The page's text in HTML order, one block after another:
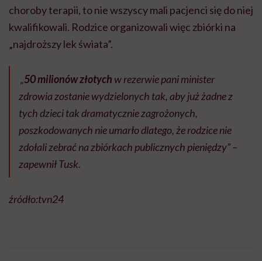
choroby terapii, to nie wszyscy mali pacjenci się do niej
kwalifikowali. Rodzice organizowali więc zbiórki na
„najdroższy lek świata”.
„50 milionów złotych w rezerwie pani minister
zdrowia zostanie wydzielonych tak, aby już żadne z
tych dzieci tak dramatycznie zagrożonych,
poszkodowanych nie umarło dlatego, że rodzice nie
zdołali zebrać na zbiórkach publicznych pieniędzy” –
zapewnił Tusk.
źródło:tvn24